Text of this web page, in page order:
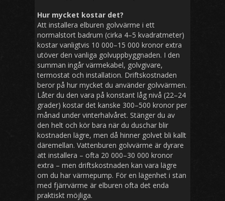
Hur mycket kostar det?
Att installera elburen golvvärme i ett
normalstort badrum (cirka 4–5 kvadratmeter)
kostar vanligtvis 10 000–15 000 kronor extra
utöver den vanliga golvuppbyggnaden. I den
summan ingår värmekabel, golvgivare,
termostat och installation. Driftskostnaden
beror på hur mycket du använder golvvärmen.
Låter du den vara på konstant låg nivå (22–24
grader) kostar det kanske 300–500 kronor per
månad under vinterhalvåret. Stänger du av
den helt och kör bara när du duschar blir
kostnaden lägre, men då hinner golvet bli kallt
däremellan. Vattenburen golvvärme är dyrare
att installera – ofta 20 000–30 000 kronor
extra – men driftskostnaden kan vara lägre
om du har värmepump. För en lägenhet i stan
med fjärrvärme är elburen ofta det enda
praktiskt möjliga.